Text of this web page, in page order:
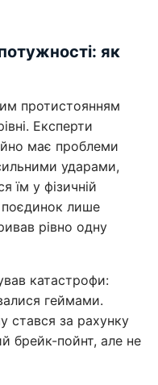
як
протистоянням
Експерти
має проблеми
ударами,
їм у фізичній
поєдинок лише
рівно одну
катастрофи:
геймами.
стався за рахунку
брейк-пойнт, але не